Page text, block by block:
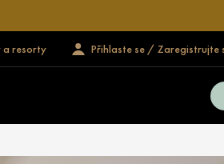
a resorty Přihlaste se / Zaregistrujte